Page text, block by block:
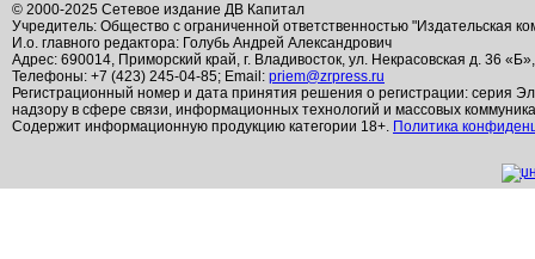
© 2000-2025 Сетевое издание ДВ Капитал
Учредитель: Общество с ограниченной ответственностью "Издательская
И.о. главного редактора: Голубь Андрей Александрович
Адрес: 690014, Приморский край, г. Владивосток, ул. Некрасовская д. 36
Телефоны: +7 (423) 245-04-85; Email: priem@zrpress.ru
Регистрационный номер и дата принятия решения о регистрации: серия
надзору в сфере связи, информационных технологий и массовых
Содержит информационную продукцию категории 18+. Политика